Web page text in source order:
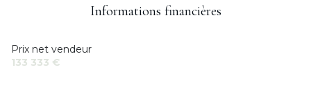
Informations financières
Prix net vendeur
133 333 €